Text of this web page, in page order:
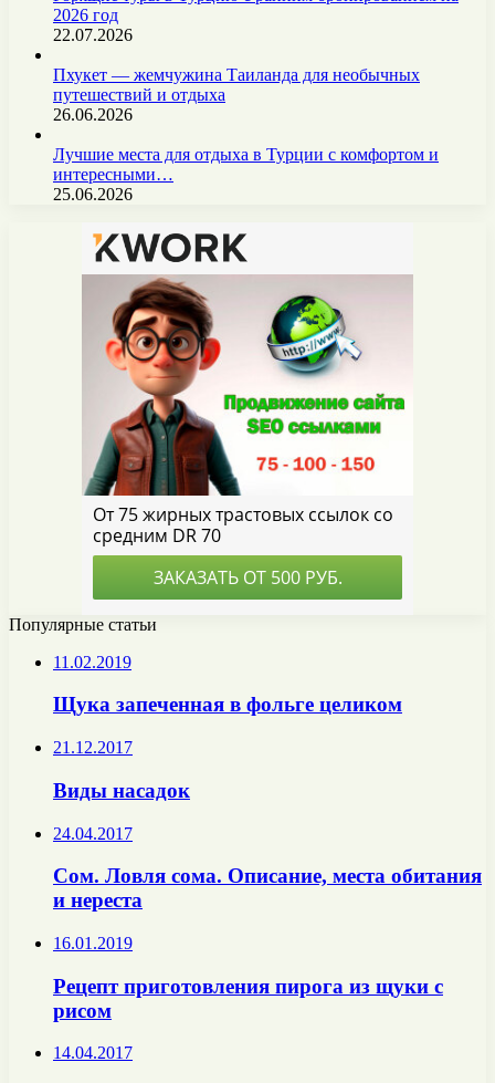
2026 год
22.07.2026
Пхукет — жемчужина Таиланда для необычных
путешествий и отдыха
26.06.2026
Лучшие места для отдыха в Турции с комфортом и
интересными…
25.06.2026
Популярные статьи
11.02.2019
Щука запеченная в фольге целиком
21.12.2017
Виды насадок
24.04.2017
Сом. Ловля сома. Описание, места обитания
и нереста
16.01.2019
Рецепт приготовления пирога из щуки с
рисом
14.04.2017